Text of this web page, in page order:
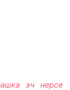
эч нерсе